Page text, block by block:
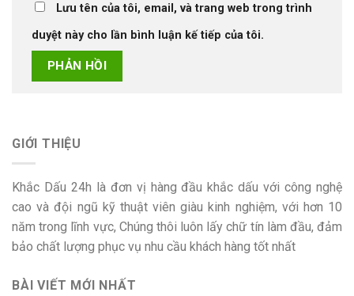
Lưu tên của tôi, email, và trang web trong trình
duyệt này cho lần bình luận kế tiếp của tôi.
GIỚI THIỆU
Khắc Dấu 24h là đơn vị hàng đầu khắc dấu với công nghệ
cao và đội ngũ kỹ thuật viên giàu kinh nghiệm, với hơn 10
năm trong lĩnh vực, Chúng thôi luôn lấy chữ tín làm đầu, đảm
bảo chất lượng phục vụ nhu cầu khách hàng tốt nhất
BÀI VIẾT MỚI NHẤT